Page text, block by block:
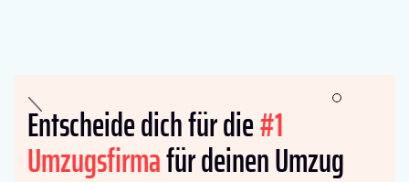
Entscheide dich für die#1
Umzugsfirmafür deinen Umzug